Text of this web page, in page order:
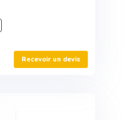
Recevoir un devis